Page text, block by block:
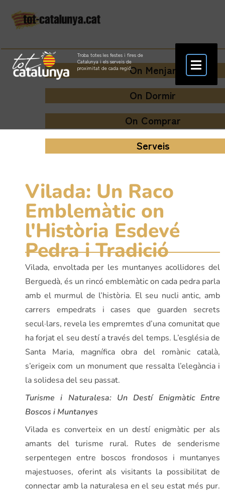
Troba totes les festes i fires de
Catalunya i els serveis de
proximitat de cada regió.On Menjar
On Dormir
On Comprar
Serveis
Vilada: Un Raco
Emblemàtic on
l'Història Esdevé
Pedra i Tradició
Vilada, envoltada per les muntanyes acollidores del
Berguedà, és un rincó emblemàtic on cada pedra parla
amb el murmul de l’història. El seu nucli antic, amb
carrers empedrats i cases que guarden secrets
secul·lars, revela les empremtes d’una comunitat que
ha forjat el seu destí a través del temps. L’església de
Santa Maria, magnífica obra del romànic català,
s’erigeix com un monument que ressalta l’elegància i
la solidesa del seu passat.
Turisme i Naturalesa: Un Destí Enigmàtic Entre
Boscos i Muntanyes
Vilada es converteix en un destí enigmàtic per als
amants del turisme rural. Rutes de senderisme
serpentegen entre boscos frondosos i muntanyes
majestuoses, oferint als visitants la possibilitat de
connectar amb la naturalesa en el seu estat més pur.